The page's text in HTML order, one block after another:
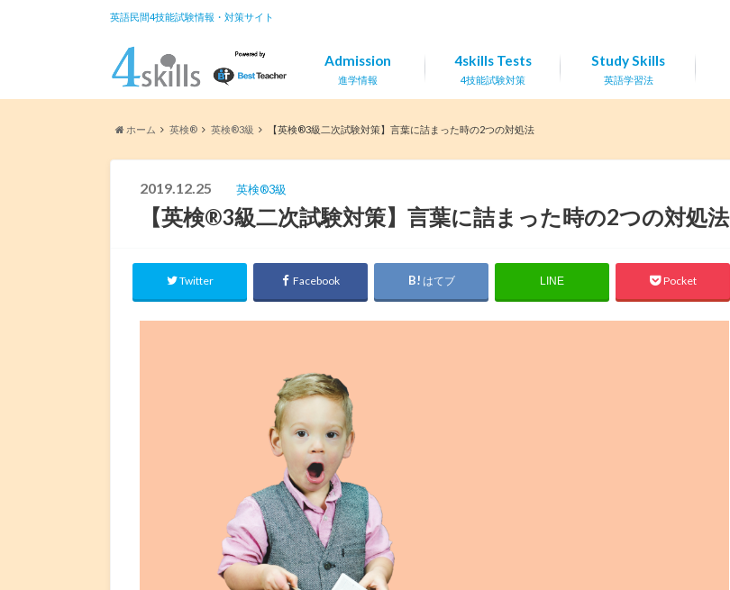
英語民間4技能試験情報・対策サイト
進学情報
Admission
4技能試験対策
4skills Tests
英語学習法
Study Skills
ホーム 英検®︎ 英検®︎3級 【英検®3級二次試験対策】言葉に詰まった時の2つの対処法
2019.12.25 英検®︎3級
【英検®3級二次試験対策】言葉に詰まった時の2つの対処法
Twitter Facebook はてブ LINE Pocket